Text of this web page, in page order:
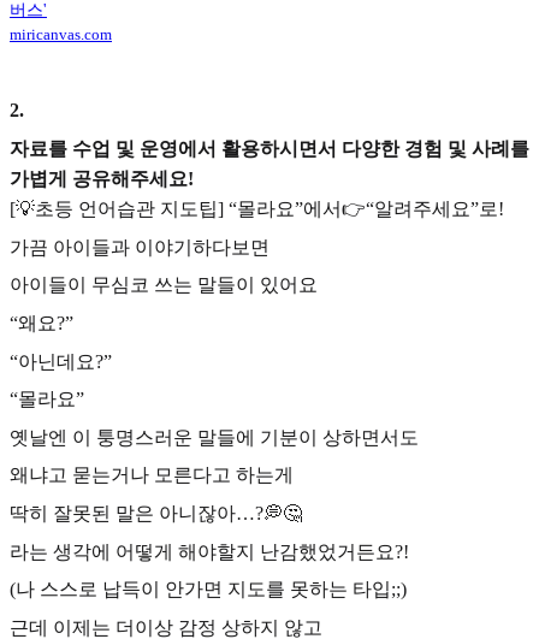
버스'
miricanvas.com
2.
자료를 수업 및 운영에서 활용하시면서 다양한 경험 및 사례를
가볍게 공유해주세요!
[💡초등 언어습관 지도팁] “몰라요”에서👉“알려주세요”로!
가끔 아이들과 이야기하다보면
아이들이 무심코 쓰는 말들이 있어요
“왜요?”
“아닌데요?”
“몰라요”
옛날엔 이 퉁명스러운 말들에 기분이 상하면서도
왜냐고 묻는거나 모른다고 하는게
딱히 잘못된 말은 아니잖아…?💭🤔
라는 생각에 어떻게 해야할지 난감했었거든요?!
(나 스스로 납득이 안가면 지도를 못하는 타입;;)
근데 이제는 더이상 감정 상하지 않고